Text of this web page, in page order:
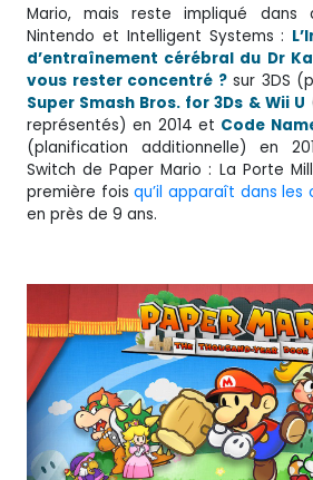
Mario, mais reste impliqué dans
Nintendo et Intelligent Systems :
d’entraînement cérébral du Dr
vous rester concentré ?sur 3DS
Super Smash Bros. for 3Ds & Wii U
représentés) en 2014 et Code
(planification additionnelle) en
Switch de Paper Mario : La Porte
première foisqu’il apparaît dans les
en près de 9 ans.